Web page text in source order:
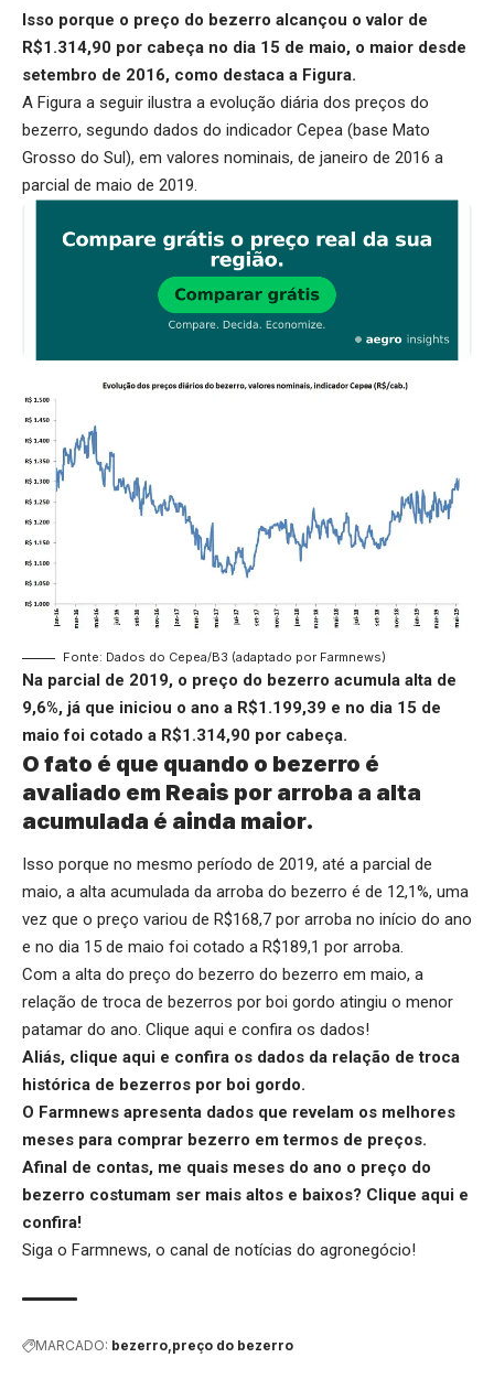
Isso porque o preço do bezerro alcançou o valor de
R$1.314,90 por cabeça no dia 15 de maio, o maior desde
setembro de 2016, como destaca a Figura.
A Figura a seguir ilustra a evolução diária dos preços do
bezerro, segundo dados do indicador Cepea (base Mato
Grosso do Sul), em valores nominais, de janeiro de 2016 a
parcial de maio de 2019.
Fonte: Dados do Cepea/B3 (adaptado por Farmnews)
Na parcial de 2019, o preço do bezerro acumula alta de
9,6%, já que iniciou o ano a R$1.199,39 e no dia 15 de
maio foi cotado a R$1.314,90 por cabeça.
O fato é que quando o bezerro é
avaliado em Reais por arroba a alta
acumulada é ainda maior.
Isso porque no mesmo período de 2019, até a parcial de
maio, a alta acumulada da arroba do bezerro é de 12,1%, uma
vez que o preço variou de R$168,7 por arroba no início do ano
e no dia 15 de maio foi cotado a R$189,1 por arroba.
Com a alta do preço do bezerro do bezerro em maio, a
relação de troca de bezerros por boi gordo atingiu o menor
patamar do ano. Clique aqui e confira os dados!
Aliás, clique aqui e confira os dados da relação de troca
histórica de bezerros por boi gordo.
O Farmnews apresenta dados que revelam os melhores
meses para comprar bezerro em termos de preços.
Afinal de contas, me quais meses do ano o preço do
bezerro costumam ser mais altos e baixos? Clique aqui e
confira!
Siga o Farmnews, o canal de notícias do agronegócio!
MARCADO: bezerro preço do bezerro